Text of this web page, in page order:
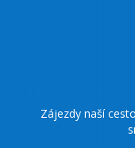
Zájezdy naší